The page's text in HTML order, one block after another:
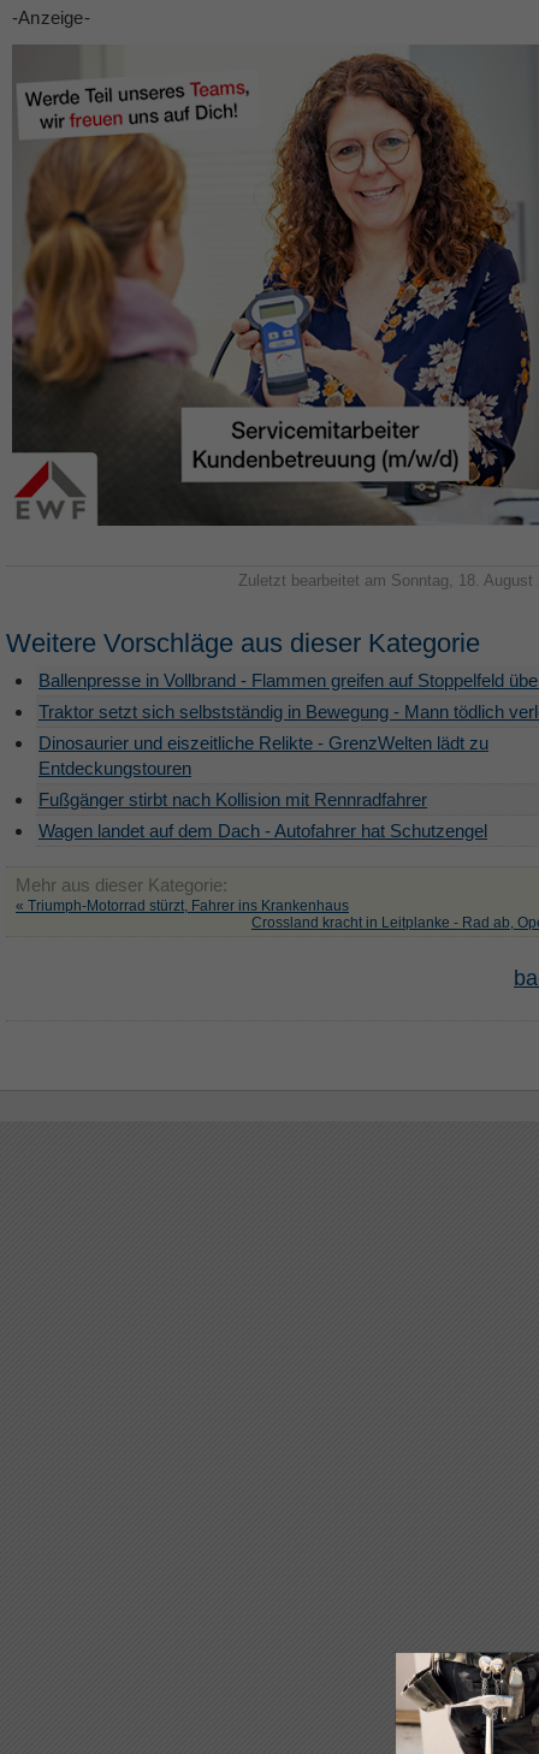
-Anzeige-
Zuletzt bearbeitet am Sonntag, 18. August
Weitere Vorschläge aus dieser Kategorie
Ballenpresse in Vollbrand - Flammen greifen auf Stoppelfeld
Traktor setzt sich selbstständig in Bewegung - Mann tödlich
Dinosaurier und eiszeitliche Relikte - GrenzWelten lädt zu
Entdeckungstouren
Fußgänger stirbt nach Kollision mit Rennradfahrer
Wagen landet auf dem Dach - Autofahrer hat Schutzengel
Mehr aus dieser Kategorie:
« Triumph-Motorrad stürzt, Fahrer ins Krankenhaus
Crossland kracht in Leitplanke - Rad ab,